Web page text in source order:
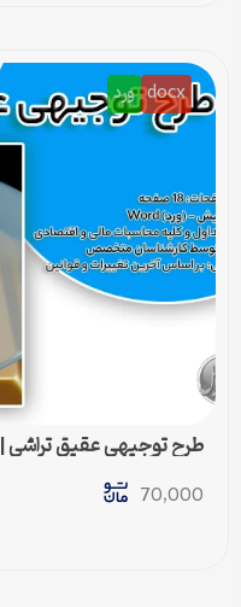
docx ورد
طرح توجیهی عقيق تراشی
محاسبات مالی
70,000